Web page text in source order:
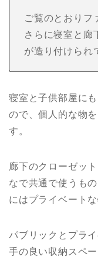
ご覧のとおりフ
さらに寝室と廊
が造り付けられ
寝室と子供部屋に
ので、個人的な物
す。
廊下のクローゼッ
なで共通で使うも
にはプライベートな
パブリックとプラ
手の良い収納スペー